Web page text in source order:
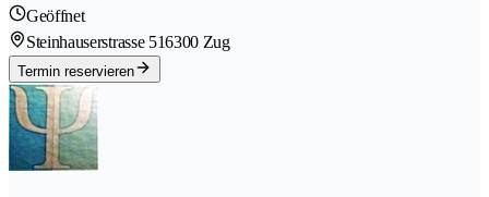
Geöffnet
Steinhauserstrasse 516300 Zug
Termin reservieren